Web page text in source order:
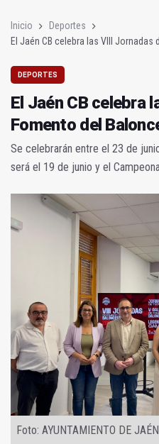
Inicio
Deportes
El Jaén CB celebra las VIII
DEPORTES
El Jaén CB celebra
Fomento del
Se celebrarán entre el 23 de
será el 19 de junio y el
Foto: AYUNTAMIENTO DE JAÉN